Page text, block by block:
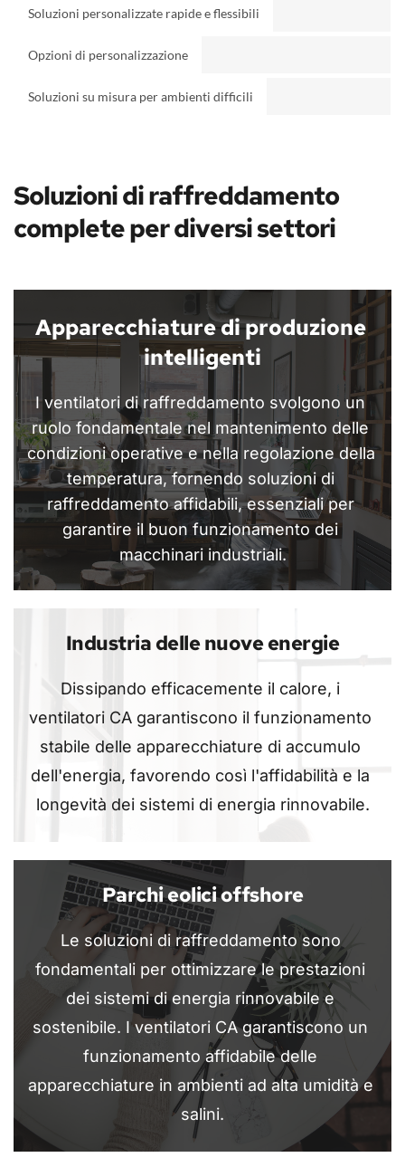
Soluzioni personalizzate rapide e flessibili
Opzioni di personalizzazione
Soluzioni su misura per ambienti difficili
Soluzioni di raffreddamento
complete per diversi settori
Apparecchiature di produzione
intelligenti
I ventilatori di raffreddamento svolgono un
ruolo fondamentale nel mantenimento delle
condizioni operative e nella regolazione della
temperatura, fornendo soluzioni di
raffreddamento affidabili, essenziali per
garantire il buon funzionamento dei
macchinari industriali.
Industria delle nuove energie
Dissipando efficacemente il calore, i
ventilatori CA garantiscono il funzionamento
stabile delle apparecchiature di accumulo
dell'energia, favorendo così l'affidabilità e la
longevità dei sistemi di energia rinnovabile.
Parchi eolici offshore
Le soluzioni di raffreddamento sono
fondamentali per ottimizzare le prestazioni
dei sistemi di energia rinnovabile e
sostenibile. I ventilatori CA garantiscono un
funzionamento affidabile delle
apparecchiature in ambienti ad alta umidità e
salini.